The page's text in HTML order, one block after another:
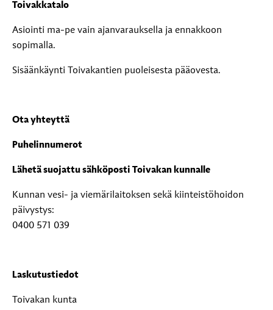
Toivakkatalo
Asiointi ma-pe vain ajanvarauksella ja ennakkoon
sopimalla.
Sisäänkäynti Toivakantien puoleisesta pääovesta.
Ota yhteyttä
Puhelinnumerot
Lähetä suojattu sähköposti Toivakan kunnalle
Kunnan vesi- ja viemärilaitoksen sekä kiinteistöhoidon
päivystys:
0400 571 039
Laskutustiedot
Toivakan kunta